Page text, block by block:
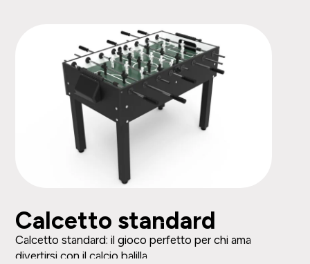
Calcetto standard
Calcetto standard: il gioco perfetto per chi ama
divertirsi con il calcio balilla.